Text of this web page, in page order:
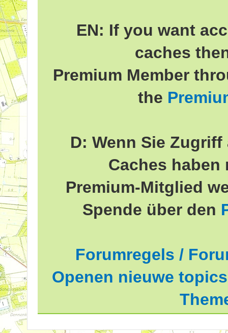
EN: If you want
caches
Premium Member
the
D: Wenn Sie
Caches haben
Premium-Mitglied
Spende über den
Forumregels /
Openen nieuwe